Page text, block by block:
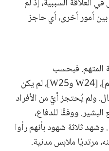
أمور أخرى، أي حاجز
المتهم. فبحسب
شهادتي الشقيقين [حُجب الاسم]، [W24 وW25]، لم يكن
ولم يُحتجز أيٌّ من الأفراد
ووفقًا للدفاع،
ثلاثة شهود بأنهم رأوا
مرتديًا ملابس مدنية.